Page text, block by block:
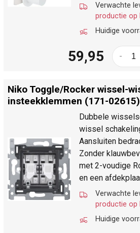
Verwachte
productie op
Huidige
59,95 -
Niko Toggle/Rocker wissel-
insteekklemmen (171-02615)
Dubbele
wissel
Aansluiten
Zonder
met 2-voudige
en een
Verwachte
productie op
Huidige